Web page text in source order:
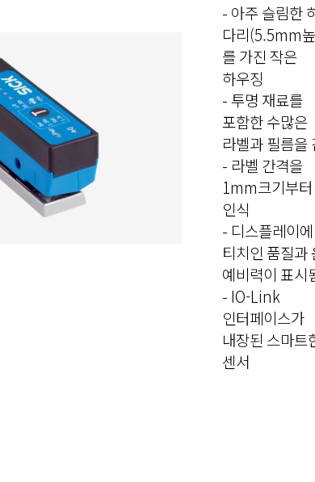
- 아주 슬림한
다리(5.5mm
를 가진 작은
하우징
- 투명 재료를
포함한 수많은
라벨과 필름을
- 라벨 간격을
1mm크기부터
인식
- 디스플레이에
티치인 품질과
예비력이 표시
- IO-Link
인터페이스가
내장된 스마트
센서